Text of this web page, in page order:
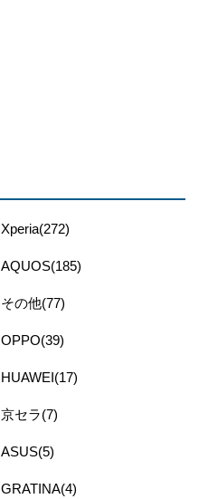
Xperia(272)
AQUOS(185)
その他(77)
OPPO(39)
HUAWEI(17)
京セラ(7)
ASUS(5)
GRATINA(4)